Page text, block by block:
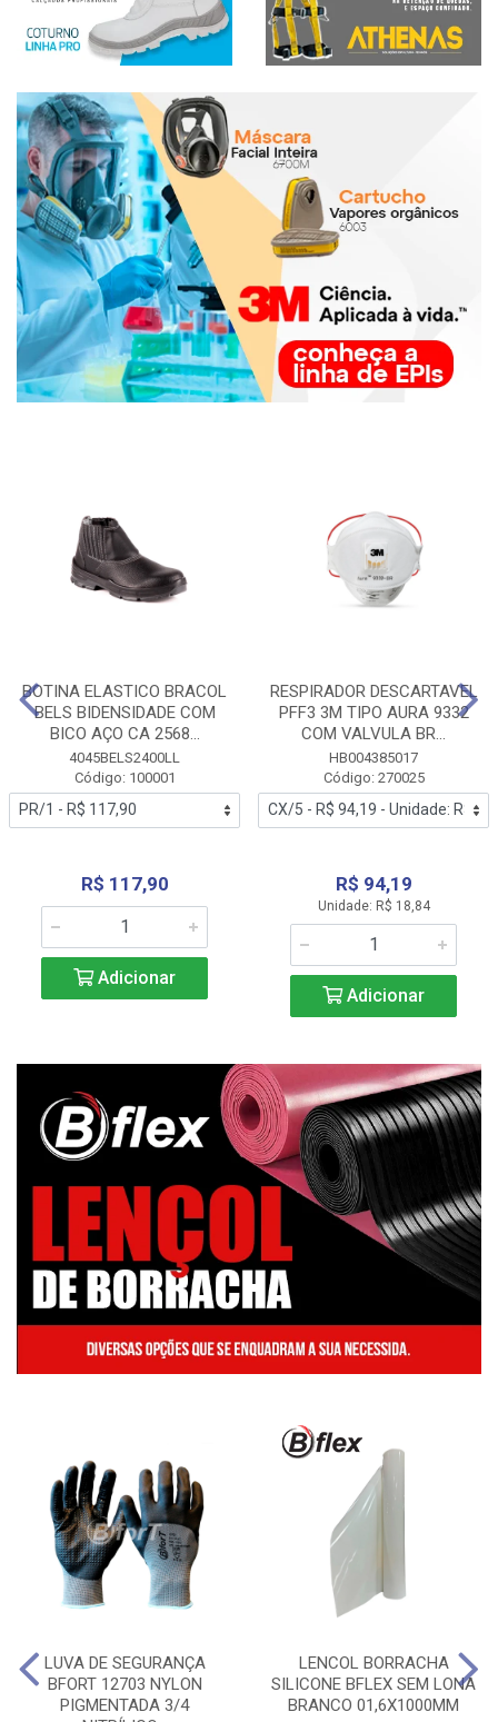
BOTINA ELASTICO BRACOL
BELS BIDENSIDADE COM
BICO AÇO CA 2568...
4045BELS2400LL
Código: 100001
R$ 117,90
Adicionar
RESPIRADOR DESCARTAVEL
PFF3 3M TIPO AURA 9332
COM VALVULA BR...
HB004385017
Código: 270025
R$ 94,19
Unidade: R$ 18,84
Adicionar
LUVA DE SEGURANÇA
BFORT 12703 NYLON
PIGMENTADA 3/4
LENCOL BORRACHA
SILICONE BFLEX SEM LONA
BRANCO 01,6X1000MM